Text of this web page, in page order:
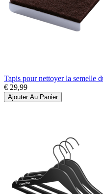
Tapis pour nettoyer la semelle
€ 29,99
Ajouter Au Panier